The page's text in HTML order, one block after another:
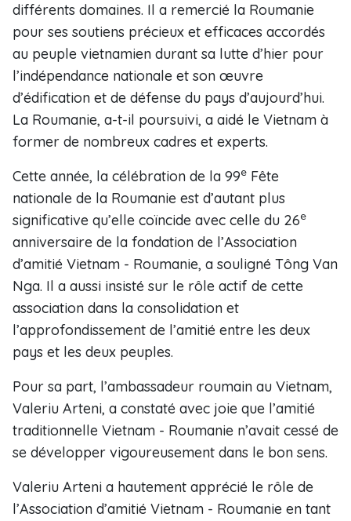
différents domaines. Il a remercié la Roumanie
pour ses soutiens précieux et efficaces accordés
au peuple vietnamien durant sa lutte d’hier pour
l’indépendance nationale et son œuvre
d’édification et de défense du pays d’aujourd’hui.
La Roumanie, a-t-il poursuivi, a aidé le Vietnam à
former de nombreux cadres et experts.
Cette année, la célébration de la 99e Fête
nationale de la Roumanie est d’autant plus
significative qu’elle coïncide avec celle du 26e
anniversaire de la fondation de l’Association
d’amitié Vietnam - Roumanie, a souligné Tông Van
Nga. Il a aussi insisté sur le rôle actif de cette
association dans la consolidation et
l’approfondissement de l’amitié entre les deux
pays et les deux peuples.
Pour sa part, l’ambassadeur roumain au Vietnam,
Valeriu Arteni, a constaté avec joie que l’amitié
traditionnelle Vietnam - Roumanie n’avait cessé de
se développer vigoureusement dans le bon sens.
Valeriu Arteni a hautement apprécié le rôle de
l’Association d’amitié Vietnam - Roumanie en tant